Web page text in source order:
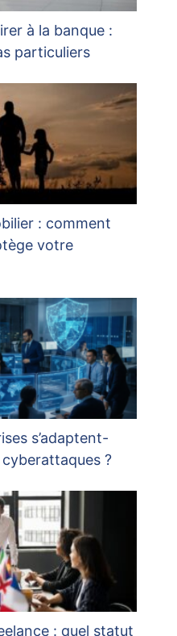
à la banque :
particuliers
: comment
votre
s’adaptent-
cyberattaques ?
: quel statut